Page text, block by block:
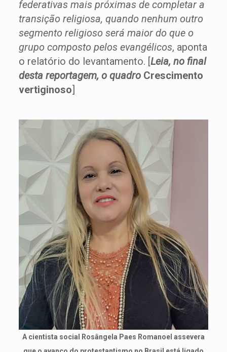
federativas mais próximas de completar a
transição religiosa, quando nenhum outro
segmento religioso será maior do que o
grupo composto pelos evangélicos, aponta
o relatório do levantamento. [Leia, no final
desta reportagem, o quadroCrescimento
vertiginoso]
A cientista social Rosângela Paes Romanoel assevera